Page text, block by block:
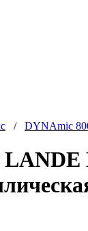
/ DYNAmic